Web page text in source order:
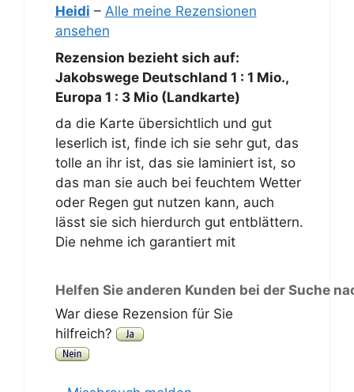
Heidi – Alle meine Rezensionen
ansehen
Rezension bezieht sich auf:
Jakobswege Deutschland 1 : 1 Mio.,
Europa 1 : 3 Mio (Landkarte)
da die Karte übersichtlich und gut
leserlich ist, finde ich sie sehr gut, das
tolle an ihr ist, das sie laminiert ist, so
das man sie auch bei feuchtem Wetter
oder Regen gut nutzen kann, auch
lässt sie sich hierdurch gut entblättern.
Die nehme ich garantiert mit
Helfen Sie anderen Kunden bei der Suche
War diese Rezension für Sie
hilfreich?